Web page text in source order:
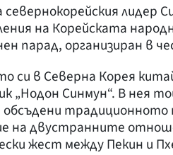
лидер
на Корейската
парад, организиран в
си в Северна Корея
„Нодон Синмун“. В нея
обсъдени
на двустранните
жест между Пекин и